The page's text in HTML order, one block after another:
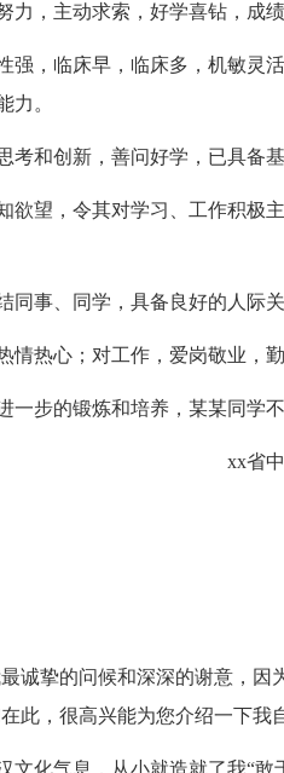
，主动求索，好学喜钻，成绩
，临床早，临床多，机敏灵活
力。
和创新，善问好学，已具备基
望，令其对学习、工作积极
事、同学，具备良好的人际关
热心；对工作，爱岗敬业，勤
步的锻炼和培养，某某同学不
xx省中
挚的问候和深深的谢意，因
此，很高兴能为您介绍一下我
化气息，从小就造就了我“敢